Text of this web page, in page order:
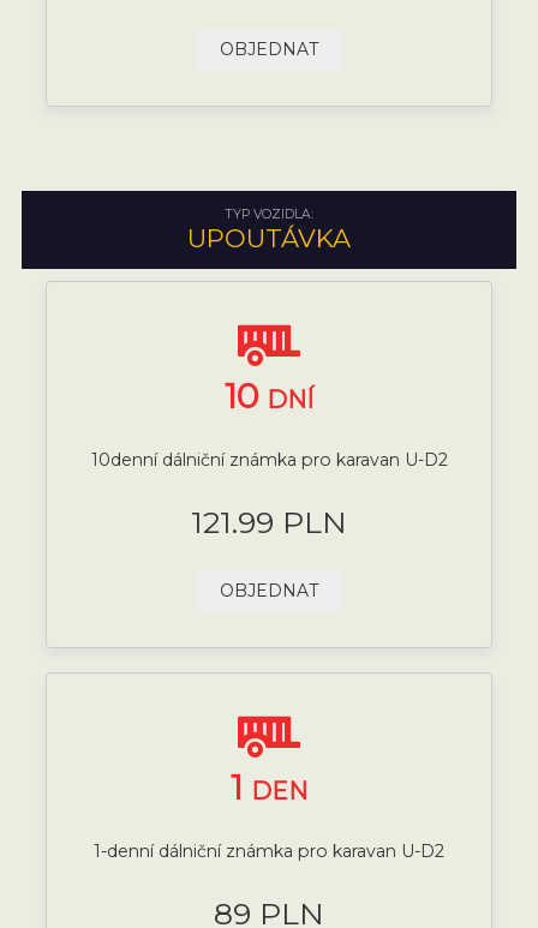
OBJEDNAT
TYP VOZIDLA:
UPOUTÁVKA
10 DNÍ
10denní dálniční známka pro karavan U-D2
121.99 PLN
OBJEDNAT
1 DEN
1-denní dálniční známka pro karavan U-D2
89 PLN